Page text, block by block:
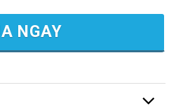
NGAY